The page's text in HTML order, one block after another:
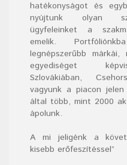
hatékonyságot és
nyújtunk olyan
ügyfeleinket a
emelik.
legnépszerűbb
egyediséget
Szlovákiában,
vagyunk a piacon
által több, mint 2000
ápolunk.
A mi jeligénk a
kisebb erőfeszítéssel”